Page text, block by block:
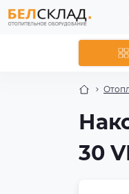
30